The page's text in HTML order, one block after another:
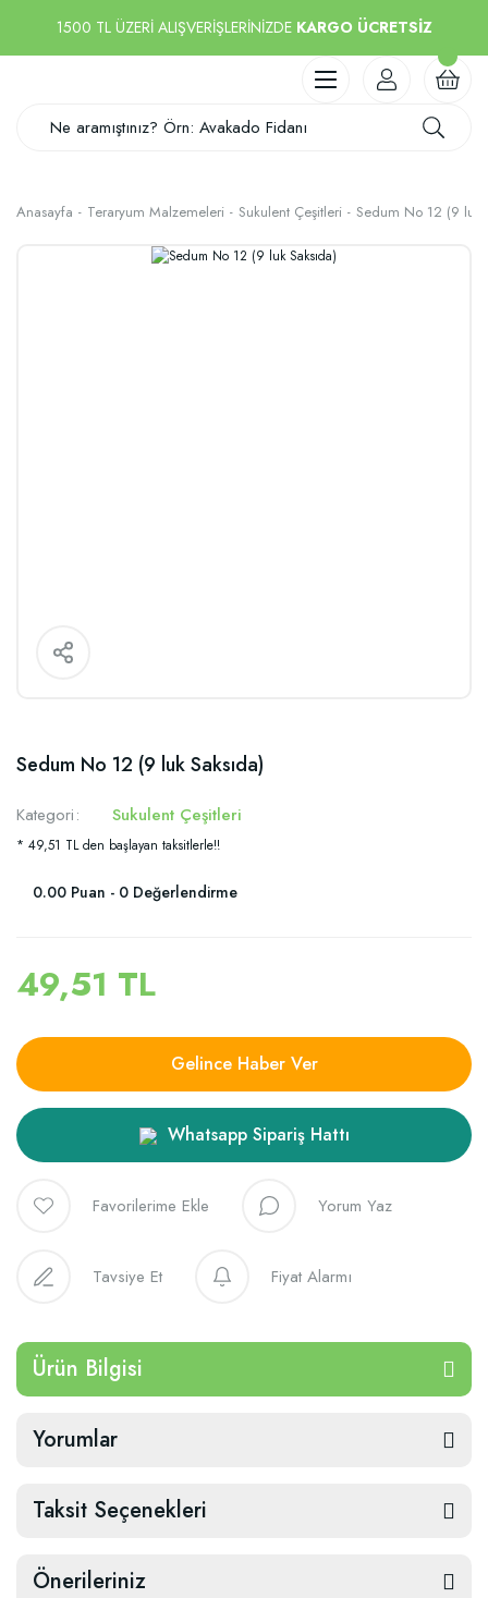
1500 TL ÜZERİ ALIŞVERİŞLERİNİZDE KARGO ÜCRETSİZ
Anasayfa Teraryum Malzemeleri Sukulent Çeşitleri Sedum No 12 (9 luk
Sedum No 12 (9 luk Saksıda)
Kategori Sukulent Çeşitleri
* 49,51 TL den başlayan taksitlerle!!
0.00 Puan - 0 Değerlendirme
49,51 TL
Gelince Haber Ver
Whatsapp Sipariş Hattı
Yorum Yaz
Tavsiye Et Fiyat Alarmı
Ürün Bilgisi
Yorumlar
Taksit Seçenekleri
Önerileriniz